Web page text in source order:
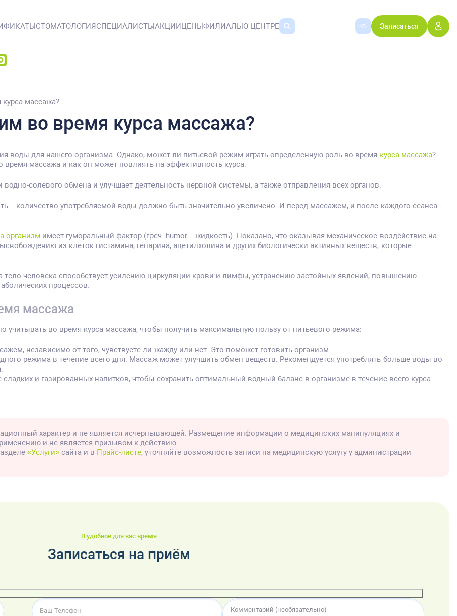
СТОМАТОЛОГИЯСПЕЦИАЛИСТЫАКЦИИЦЕНЫФИЛИАЛЫО ЦЕНТРЕ Записаться
массажа?
во время курса массажа?
воды для нашего организма. Однако, может ли питьевой режим играть определенную роль во время курса массажа?
массажа и как он может повлиять на эффективность курса.
солевого обмена и улучшает деятельность нервной системы, а также отправления всех органов.
– количество употребляемой воды должно быть значительно увеличено. И перед массажем, и после каждого сеанса
организм имеет гуморальный фактор (греч. humor – жидкость). Показано, что оказывая механическое воздействие на
из клеток гистамина, гепарина, ацетилхолина и других биологически активных веществ, которые
тело человека способствует усилению циркуляции крови и лимфы, устранению застойных явлений, повышению
процессов.
массажа
учитывать во время курса массажа, чтобы получить максимальную пользу от питьевого режима:
независимо от того, чувствуете ли жажду или нет. Это поможет готовить организм.
режима в течение всего дня. Массаж может улучшить обмен веществ. Рекомендуется употреблять больше воды во
и газированных напитков, чтобы сохранить оптимальный водный баланс в организме в течение всего курса
характер и не является исчерпывающей. Размещение информации о медицинских манипуляциях и
и не является призывом к действию.
«Услуги» сайта и в Прайс-листе, уточняйте возможность записи на медицинскую услугу у администрации
В удобное для вас время
Записаться на приём